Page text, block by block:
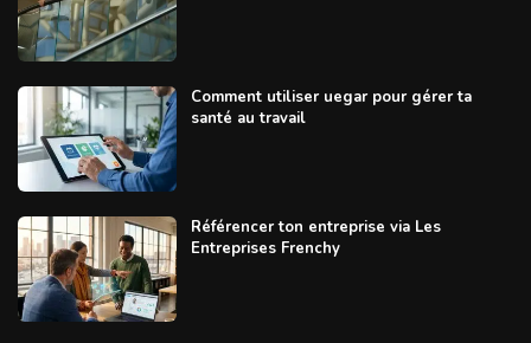
Comment utiliser uegar pour gérer ta
santé au travail
Référencer ton entreprise via Les
Entreprises Frenchy